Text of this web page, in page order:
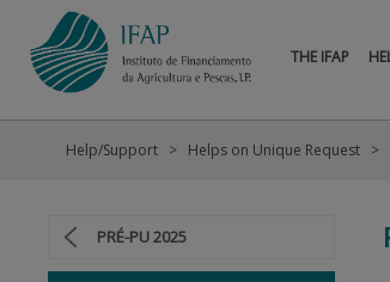
THE IFAP
PRÉ-PU 2025
Help/Support Helps on Unique Request